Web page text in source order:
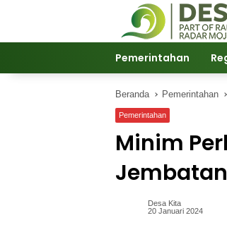
Pemerintahan
Beranda Pemerintahan
Pemerintahan
Minim
Desa Kita
20 Januari 2024